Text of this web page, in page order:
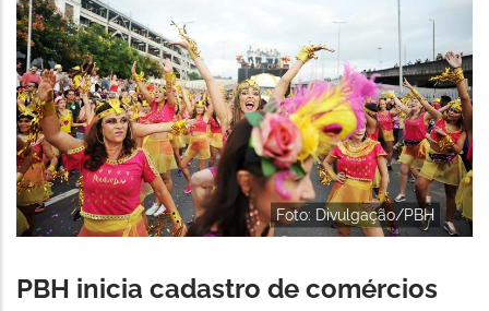
Foto: Divulgação/PBH
PBH inicia cadastro de comércios